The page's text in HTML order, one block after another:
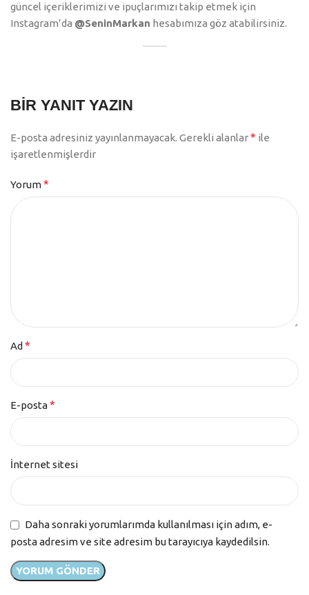
güncel içeriklerimizi ve ipuçlarımızı takip etmek için
Instagram’da @SeninMarkan hesabımıza göz atabilirsiniz.
BIR YANIT YAZIN
E-posta adresiniz yayınlanmayacak. Gerekli alanlar* ile
işaretlenmişlerdir
Yorum*
Ad *
E-posta*
İnternet sitesi
Daha sonraki yorumlarımda kullanılması için adım, e-
posta adresim ve site adresim bu tarayıcıya kaydedilsin.